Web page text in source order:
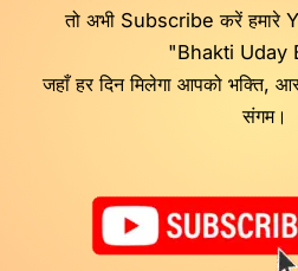
तो अभी Subscribe करें हमारे
"Bhakti Uday
जहाँ हर दिन मिलेगा आपको भक्ति,
संगम।